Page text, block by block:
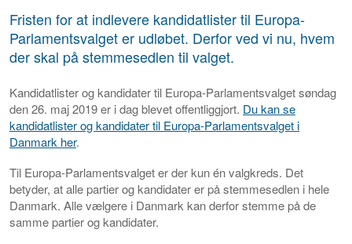
Fristen for at indlevere kandidatlister til Europa-
Parlamentsvalget er udløbet. Derfor ved vi nu, hvem
der skal på stemmesedlen til valget.
Kandidatlister og kandidater til Europa-Parlamentsvalget søndag
den 26. maj 2019 er i dag blevet offentliggjort. Du kan se
kandidatlister og kandidater til Europa-Parlamentsvalget i
Danmark her.
Til Europa-Parlamentsvalget er der kun én valgkreds. Det
betyder, at alle partier og kandidater er på stemmesedlen i hele
Danmark. Alle vælgere i Danmark kan derfor stemme på de
samme partier og kandidater.